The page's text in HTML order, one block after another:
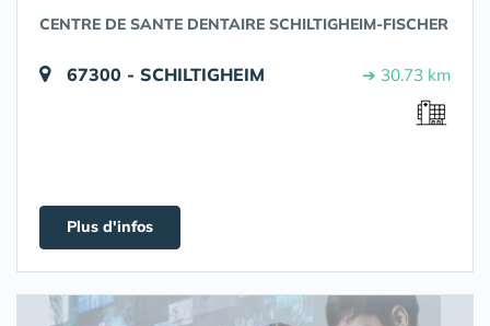
CENTRE DE SANTE DENTAIRE SCHILTIGHEIM-FISCHER
67300 - SCHILTIGHEIM ➔ 30.73 km
Plus d'infos